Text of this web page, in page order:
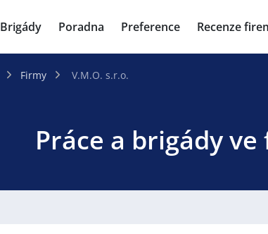
Brigády Poradna Preference Recenze
Firmy V.M.O. s.r.o.
Práce a brigády